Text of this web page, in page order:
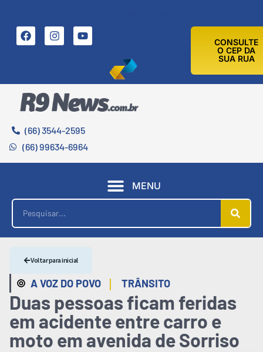
CONSULTE
O CEP DA
SUA RUA
(66) 3544-2595
(66) 99634-6964
MENU
A VOZ DO POVO | TRÂNSITO
Voltar para inicial
Duas pessoas ficam feridas
em acidente entre carro e
moto em avenida de Sorriso